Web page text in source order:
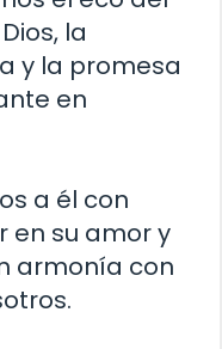
la
y la promesa
en
a él con
en su amor y
armonía con